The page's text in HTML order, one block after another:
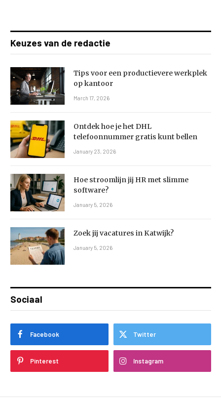
Keuzes van de redactie
Tips voor een productievere werkplek
op kantoor
March 17, 2026
Ontdek hoe je het DHL
telefoonnummer gratis kunt bellen
January 23, 2026
Hoe stroomlijn jij HR met slimme
software?
January 5, 2026
Zoek jij vacatures in Katwijk?
January 5, 2026
Sociaal
Facebook Twitter
Pinterest Instagram